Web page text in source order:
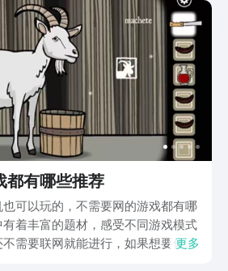
都有哪些推荐
可以玩的，不需要网的游戏都有哪
着丰富的题材，感受不同游戏模式
需要联网就能进行，如果想要体验
更多